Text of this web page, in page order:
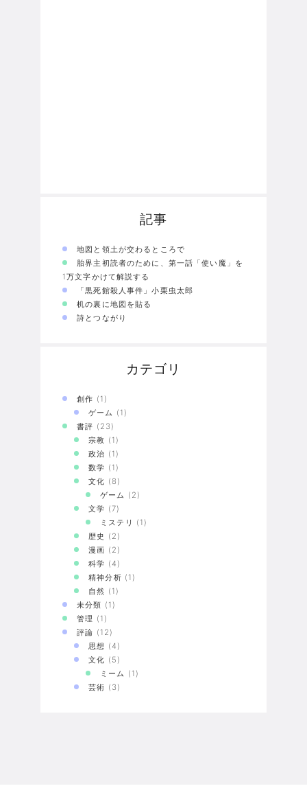
記事
地図と領土が交わるところで
胎界主初読者のために、第一話「使い魔」を
1万文字かけて解説する
「黒死館殺人事件」小栗虫太郎
机の裏に地図を貼る
詩とつながり
カテゴリ
創作 (1)
ゲーム (1)
書評 (23)
宗教 (1)
政治 (1)
数学 (1)
文化 (8)
ゲーム (2)
文学 (7)
ミステリ
(1)
歴史 (2)
漫画 (2)
科学 (4)
精神分析 (1)
自然 (1)
未分類 (1)
管理 (1)
評論 (12)
思想 (4)
文化 (5)
ミーム (1)
芸術 (3)